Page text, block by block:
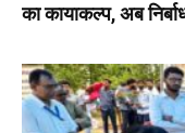
का कायाकल्प, अब